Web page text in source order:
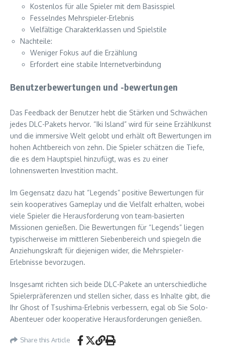
Kostenlos für alle Spieler mit dem Basisspiel
Fesselndes Mehrspieler-Erlebnis
Vielfältige Charakterklassen und Spielstile
Nachteile:
Weniger Fokus auf die Erzählung
Erfordert eine stabile Internetverbindung
Benutzerbewertungen und -bewertungen
Das Feedback der Benutzer hebt die Stärken und Schwächen
jedes DLC-Pakets hervor. “Iki Island” wird für seine Erzählkunst
und die immersive Welt gelobt und erhält oft Bewertungen im
hohen Achtbereich von zehn. Die Spieler schätzen die Tiefe,
die es dem Hauptspiel hinzufügt, was es zu einer
lohnenswerten Investition macht.
Im Gegensatz dazu hat “Legends” positive Bewertungen für
sein kooperatives Gameplay und die Vielfalt erhalten, wobei
viele Spieler die Herausforderung von team-basierten
Missionen genießen. Die Bewertungen für “Legends” liegen
typischerweise im mittleren Siebenbereich und spiegeln die
Anziehungskraft für diejenigen wider, die Mehrspieler-
Erlebnisse bevorzugen.
Insgesamt richten sich beide DLC-Pakete an unterschiedliche
Spielerpräferenzen und stellen sicher, dass es Inhalte gibt, die
Ihr Ghost of Tsushima-Erlebnis verbessern, egal ob Sie Solo-
Abenteuer oder kooperative Herausforderungen genießen.
Share this Article